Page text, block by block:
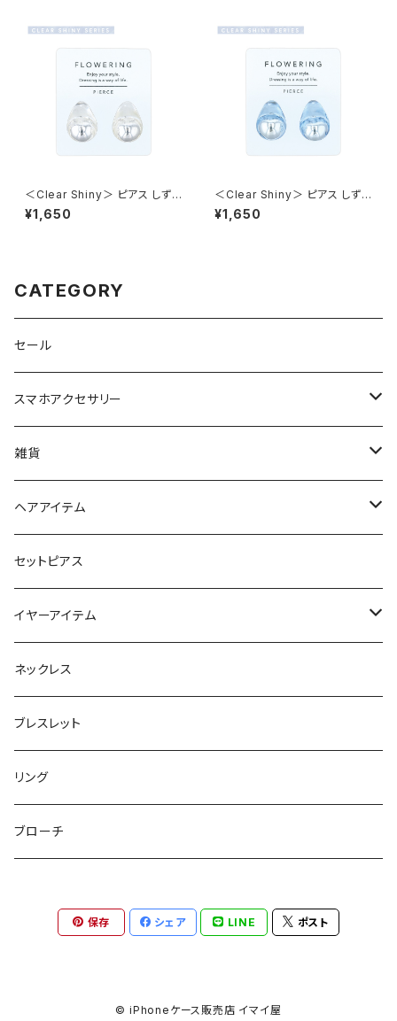
＜Clear Shiny＞ ピアス しずく
×クリアメタル AAP1992-CR
（クリア）
¥1,650
＜Clear Shiny＞ ピアス しずく
×クリアメタル AAP1992-BL
（ブルー）
¥1,650
CATEGORY
セール
スマホアクセサリー
iPhoneケース
スマホリング＆グリップ
マルチショルダー
雑貨
ポーチ
マチ付きポーチ
フラットポーチ
スマートキーポーチ
チャーム / カラビナ
ウォレット / 財布
トートバッグ
パスケース
ミラー
ハンドタオル
ヘアアイテム
静電気軽減ヘアブレスレット
ポニーフック
テールクラッチ
シュシュット
キープスタイラー
ヘアピン
ヘアクリップ
セットピアス
イヤーアイテム
ステンレスピアス
ピアス
イヤリング
セットピアス
イヤーカフ
ネックレス
ブレスレット
リング
ブローチ
保存 シェア LINE ポスト
© iPhoneケース販売店 イマイ屋